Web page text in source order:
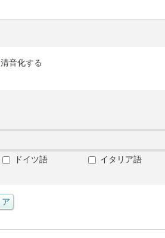
清音化する
ドイツ語 イタリア語